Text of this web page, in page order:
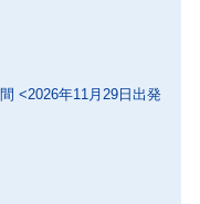
<2026年11月29日出発